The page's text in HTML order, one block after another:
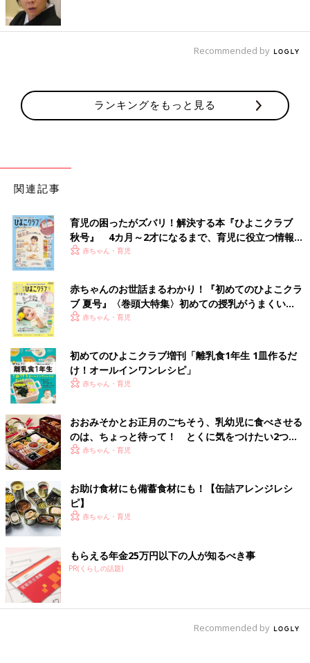
Recommended by
ランキングをもっと見る
関連記事
育児の困ったがズバリ！解決する本『ひよこクラブ
秋号』 4カ月～2才になるまで、育児に役立つ情報が
いっぱい！
赤ちゃん・育児
赤ちゃんのお世話まるわかり！『初めてのひよこクラ
ブ 夏号』〈巻頭大特集〉初めての授乳がうまくい
く！ おっぱい・ミルクの基本と夏のトラブル 解決テ
赤ちゃん・育児
初めてのひよこクラブ増刊「離乳食1年生 1皿作るだ
け！オールインワン​レシピ」
赤ちゃん・育児
おおみそかとお正月のごちそう、乳幼児に食べさせる
のは、ちょっと待って！ とくに気をつけたい2つの
食材【管理栄養士】
赤ちゃん・育児
お助け食材にも備蓄食材にも！【缶詰アレンジレシ
ピ】
赤ちゃん・育児
もらえる年金25万円以下の人が知るべき事
PR(くらしの話題)
Recommended by